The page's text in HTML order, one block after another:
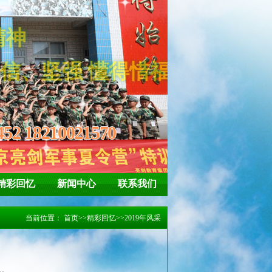
剑”精神
强 懂得惜福、感恩
18210021570
彩回忆 新闻中心 联系我们
当前位置： 首页>>精彩回忆>>2019年风采